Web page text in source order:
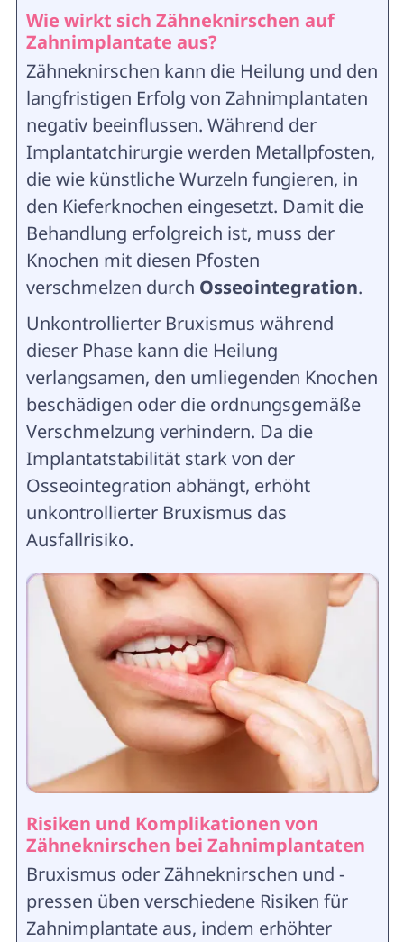
Wie wirkt sich Zähneknirschen auf
Zahnimplantate aus?
Zähneknirschen kann die Heilung und den
langfristigen Erfolg von Zahnimplantaten
negativ beeinflussen. Während der
Implantatchirurgie werden Metallpfosten,
die wie künstliche Wurzeln fungieren, in
den Kieferknochen eingesetzt. Damit die
Behandlung erfolgreich ist, muss der
Knochen mit diesen Pfosten
verschmelzen durch Osseointegration.
Unkontrollierter Bruxismus während
dieser Phase kann die Heilung
verlangsamen, den umliegenden Knochen
beschädigen oder die ordnungsgemäße
Verschmelzung verhindern. Da die
Implantatstabilität stark von der
Osseointegration abhängt, erhöht
unkontrollierter Bruxismus das
Ausfallrisiko.
Risiken und Komplikationen von
Zähneknirschen bei Zahnimplantaten
Bruxismus oder Zähneknirschen und -
pressen üben verschiedene Risiken für
Zahnimplantate aus, indem erhöhter